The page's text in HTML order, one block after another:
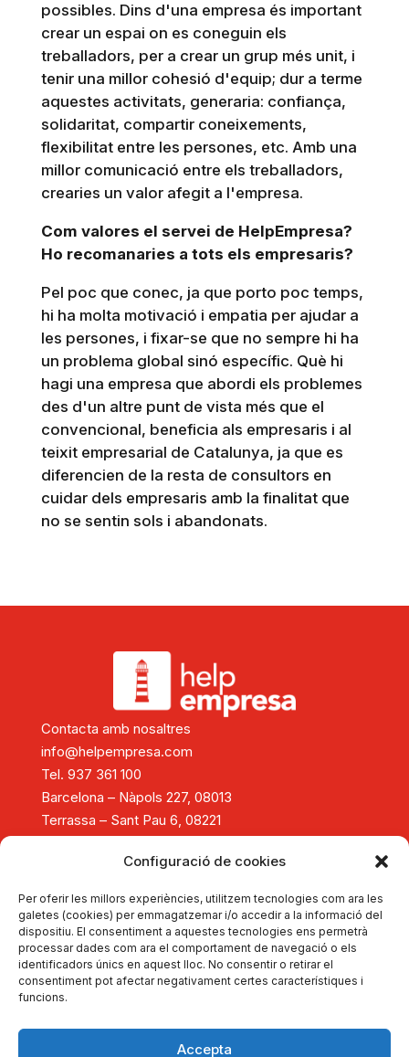
Configuració de cookies
Per oferir les millors experiències, utilitzem tecnologies com ara les
galetes (cookies) per emmagatzemar i/o accedir a la informació del
dispositiu. El consentiment a aquestes tecnologies ens permetrà
processar dades com ara el comportament de navegació o els
identificadors únics en aquest lloc. No consentir o retirar el
consentiment pot afectar negativament certes característiques i
funcions.
Accepta
possibles. Dins d'una empresa és important
crear un espai on es coneguin els
treballadors, per a crear un grup més unit, i
tenir una millor cohesió d'equip; dur a terme
aquestes activitats, generaria: confiança,
solidaritat, compartir coneixements,
flexibilitat entre les persones, etc. Amb una
millor comunicació entre els treballadors,
crearies un valor afegit a l'empresa.
Com valores el servei de HelpEmpresa?
Ho recomanaries a tots els empresaris?
Pel poc que conec, ja que porto poc temps,
hi ha molta motivació i empatia per ajudar a
les persones, i fixar-se que no sempre hi ha
un problema global sinó específic. Què hi
hagi una empresa que abordi els problemes
des d'un altre punt de vista més que el
convencional, beneficia als empresaris i al
teixit empresarial de Catalunya, ja que es
diferencien de la resta de consultors en
cuidar dels empresaris amb la finalitat que
no se sentin sols i abandonats.
Contacta amb nosaltres
info@helpempresa.com
Tel. 937 361 100
Barcelona – Nàpols 227, 08013
Terrassa – Sant Pau 6, 08221
Consolidació i creixement empresarial
Tancament d'empreses
Formació
Actualitat
Autodiagnostica't
Dona't d'alta
Portal d'Experts